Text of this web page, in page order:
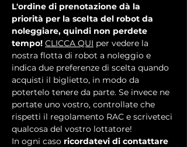
L'ordine di prenotazione dà la
priorità per la scelta del robot da
noleggiare, quindi non perdete
tempo! CLICCA QUI per vedere la
nostra flotta di robot a noleggio e
indica due preferenze di scelta quando
acquisti il biglietto, in modo da
potertelo tenere da parte. Se invece ne
portate uno vostro, controllate che
rispetti il regolamento RAC e scriveteci
qualcosa del vostro lottatore!
In ogni caso ricordatevi di contattare